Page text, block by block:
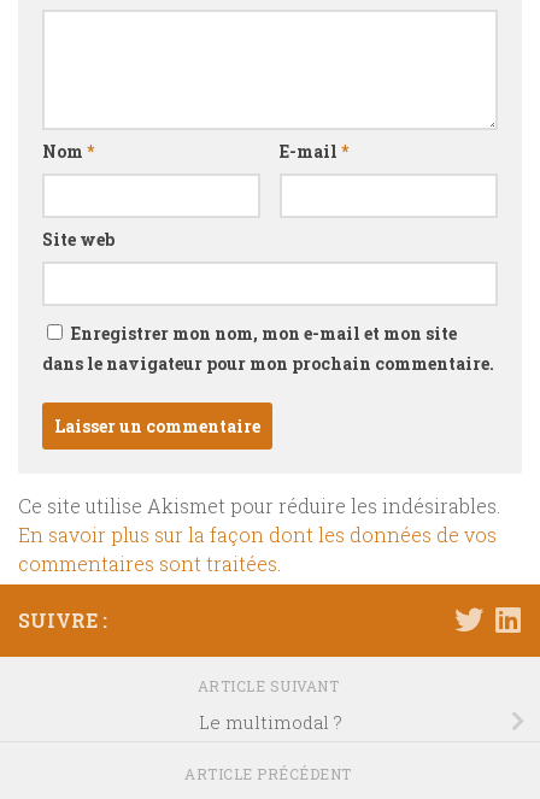
Nom * E-mail *
Site web
Enregistrer mon nom, mon e-mail et mon site
dans le navigateur pour mon prochain commentaire.
Ce site utilise Akismet pour réduire les indésirables.
En savoir plus sur la façon dont les données de vos
commentaires sont traitées
SUIVRE :
ARTICLE SUIVANT
Le multimodal ?
ARTICLE PRÉCÉDENT